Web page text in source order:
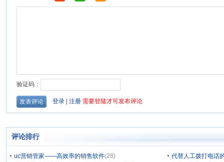
评论排行
uc营销管家——高效率的销售软件(28)
代替人工拨打电话